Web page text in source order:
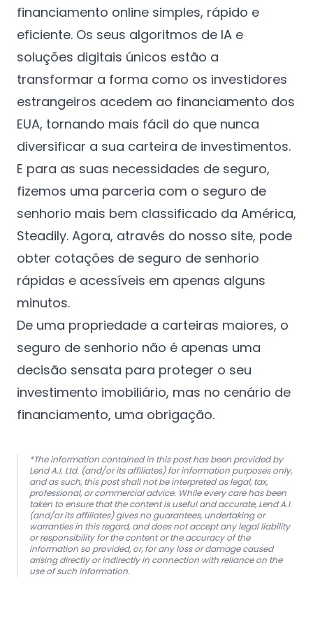
financiamento online simples, rápido e
eficiente. Os seus algoritmos de IA e
soluções digitais únicos estão a
transformar a forma como os investidores
estrangeiros acedem ao financiamento dos
EUA, tornando mais fácil do que nunca
diversificar a sua carteira de investimentos.
E para as suas necessidades de seguro,
fizemos uma parceria com o seguro de
senhorio mais bem classificado da América,
Steadily. Agora, através do nosso site, pode
obter cotações de seguro de senhorio
rápidas e acessíveis em apenas alguns
minutos.
De uma propriedade a carteiras maiores, o
seguro de senhorio não é apenas uma
decisão sensata para proteger o seu
investimento imobiliário, mas no cenário de
financiamento, uma obrigação.
*The information contained in this post has been provided by
Lend A.I. Ltd. (and/or its affiliates) for information purposes only,
and as such, this post shall not be interpreted as legal, tax,
professional, or commercial advice. While every care has been
taken to ensure that the content is useful and accurate, Lend A.I.
(and/or its affiliates) gives no guarantees, undertaking or
warranties in this regard, and does not accept any legal liability
or responsibility for the content or the accuracy of the
information so provided, or, for any loss or damage caused
arising directly or indirectly in connection with reliance on the
use of such information.